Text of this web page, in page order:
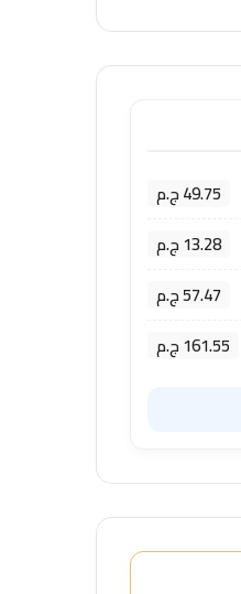
49.75 ج.م
13.28 ج.م
57.47 ج.م
161.55 ج.م